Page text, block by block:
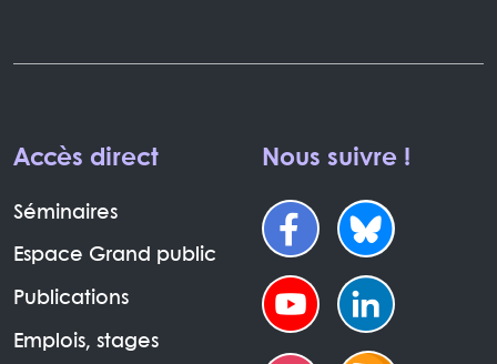
Accès direct
Séminaires
Espace Grand public
Publications
Emplois, stages
Nous suivre !